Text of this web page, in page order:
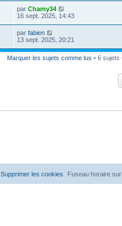
par Chamy34
16 sept. 2025, 14:43
par fabien
13 sept. 2025, 20:21
Marquer les sujets comme lus • 6 sujets
Fuseau horaire sur
Supprimer les cookies